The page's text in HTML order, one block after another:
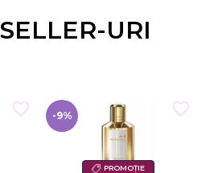
URI
PROMOȚIE
-9%